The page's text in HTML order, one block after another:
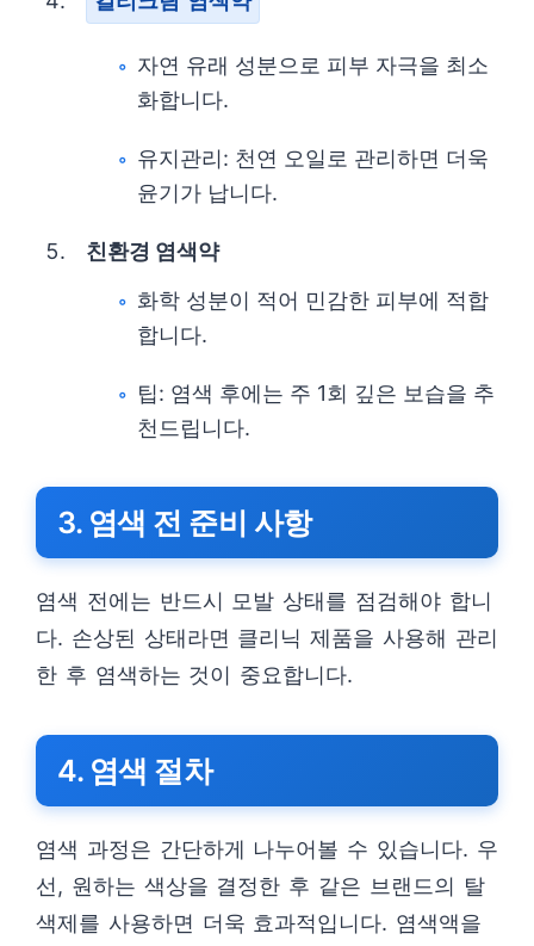
자연 유래 성분으로 피부 자극을 최소
화합니다.
유지관리: 천연 오일로 관리하면 더욱
윤기가 납니다.
친환경 염색약
화학 성분이 적어 민감한 피부에 적합
합니다.
팁: 염색 후에는 주 1회 깊은 보습을 추
천드립니다.
3. 염색 전 준비 사항
염색 전에는 반드시 모발 상태를 점검해야 합니
다. 손상된 상태라면 클리닉 제품을 사용해 관리
한 후 염색하는 것이 중요합니다.
4. 염색 절차
염색 과정은 간단하게 나누어볼 수 있습니다. 우
선, 원하는 색상을 결정한 후 같은 브랜드의 탈
색제를 사용하면 더욱 효과적입니다. 염색액을